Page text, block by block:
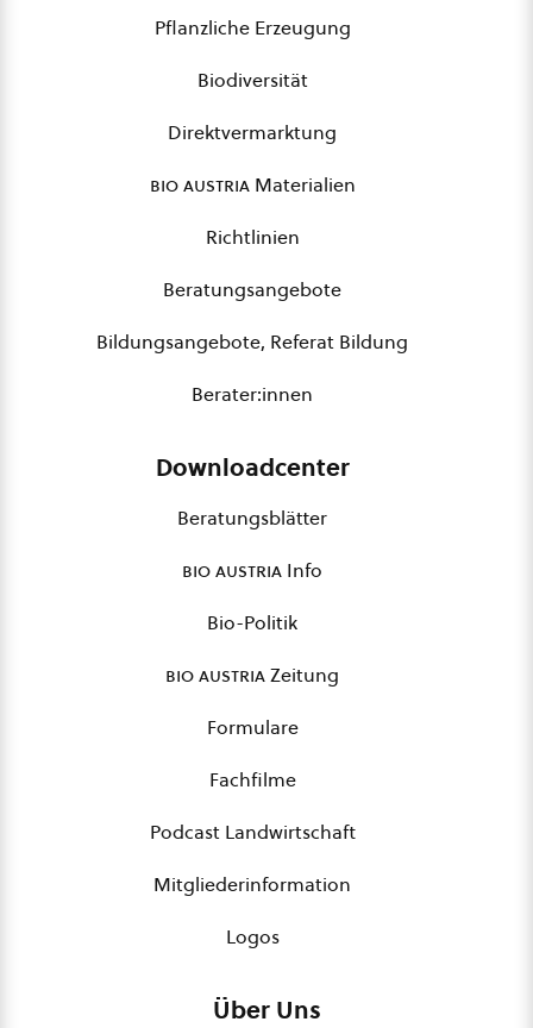
Pflanzliche Erzeugung
Biodiversität
Direktvermarktung
bio austriaMaterialien
Richtlinien
Beratungsangebote
Bildungsangebote, Referat Bildung
Berater:innen
Downloadcenter
Beratungsblätter
bio austria Info
Bio-Politik
bio austriaZeitung
Formulare
Fachfilme
Podcast Landwirtschaft
Mitgliederinformation
Logos
Über Uns